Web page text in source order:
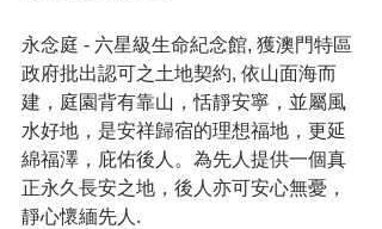
永念庭 - 六星級生命紀念館, 獲澳門特區
政府批出認可之土地契約, 依山面海而
建，庭園背有靠山，恬靜安寧，並屬風
水好地，是安祥歸宿的理想福地，更延
綿福澤，庇佑後人。為先人提供一個真
正永久長安之地，後人亦可安心無憂，
靜心懷緬先人.